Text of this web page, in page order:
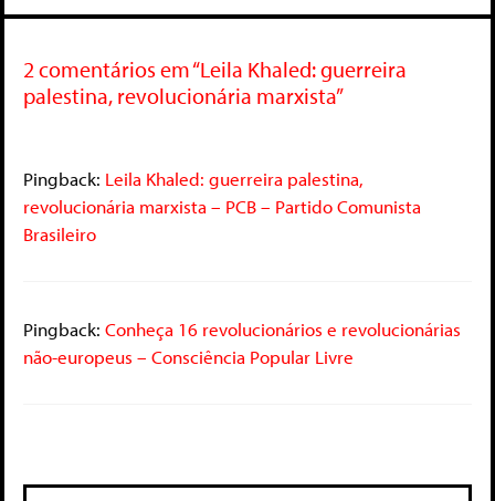
2 comentários em “Leila Khaled: guerreira
palestina, revolucionária marxista”
Pingback: Leila Khaled: guerreira palestina,
revolucionária marxista – PCB – Partido Comunista
Brasileiro
Pingback: Conheça 16 revolucionários e revolucionárias
não-europeus – Consciência Popular Livre